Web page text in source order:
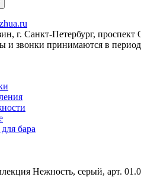
г. Санкт-Петербург,
и звонки принимаются в
бара
Нежность, серый, арт.